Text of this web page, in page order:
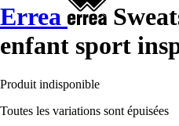
Errea
enfant sport
Produit indisponible
Toutes les variations sont épuisées